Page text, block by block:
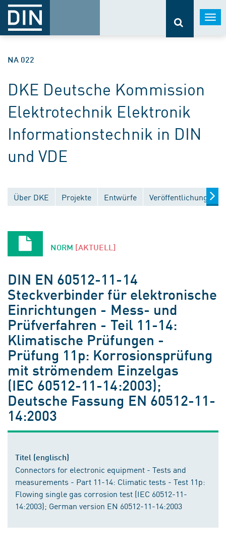
NA 022
DKE Deutsche Kommission
Elektrotechnik Elektronik
Informationstechnik in DIN
und VDE
Über DKE Projekte Entwürfe Veröffentlichungen
NORM [AKTUELL]
DIN EN 60512-11-14
Steckverbinder für elektronische
Einrichtungen - Mess- und
Prüfverfahren - Teil 11-14:
Klimatische Prüfungen -
Prüfung 11p: Korrosionsprüfung
mit strömendem Einzelgas
(IEC 60512-11-14:2003);
Deutsche Fassung EN 60512-11-
14:2003
Titel (englisch)
Connectors for electronic equipment - Tests and
measurements - Part 11-14: Climatic tests - Test 11p:
Flowing single gas corrosion test (IEC 60512-11-
14:2003); German version EN 60512-11-14:2003